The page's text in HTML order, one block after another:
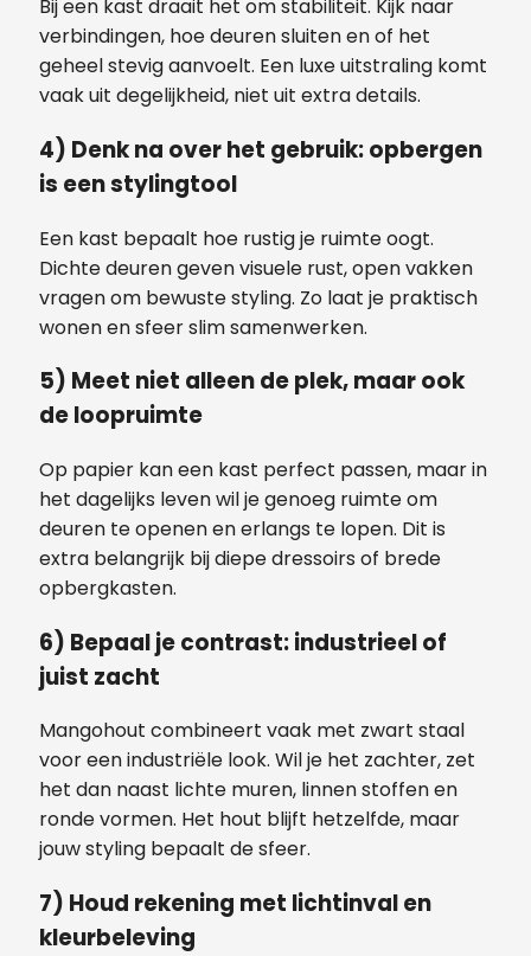
Bij een kast draait het om stabiliteit. Kijk naar
verbindingen, hoe deuren sluiten en of het
geheel stevig aanvoelt. Een luxe uitstraling komt
vaak uit degelijkheid, niet uit extra details.
4) Denk na over het gebruik: opbergen
is een stylingtool
Een kast bepaalt hoe rustig je ruimte oogt.
Dichte deuren geven visuele rust, open vakken
vragen om bewuste styling. Zo laat je praktisch
wonen en sfeer slim samenwerken.
5) Meet niet alleen de plek, maar ook
de loopruimte
Op papier kan een kast perfect passen, maar in
het dagelijks leven wil je genoeg ruimte om
deuren te openen en erlangs te lopen. Dit is
extra belangrijk bij diepe dressoirs of brede
opbergkasten.
6) Bepaal je contrast: industrieel of
juist zacht
Mangohout combineert vaak met zwart staal
voor een industriële look. Wil je het zachter, zet
het dan naast lichte muren, linnen stoffen en
ronde vormen. Het hout blijft hetzelfde, maar
jouw styling bepaalt de sfeer.
7) Houd rekening met lichtinval en
kleurbeleving